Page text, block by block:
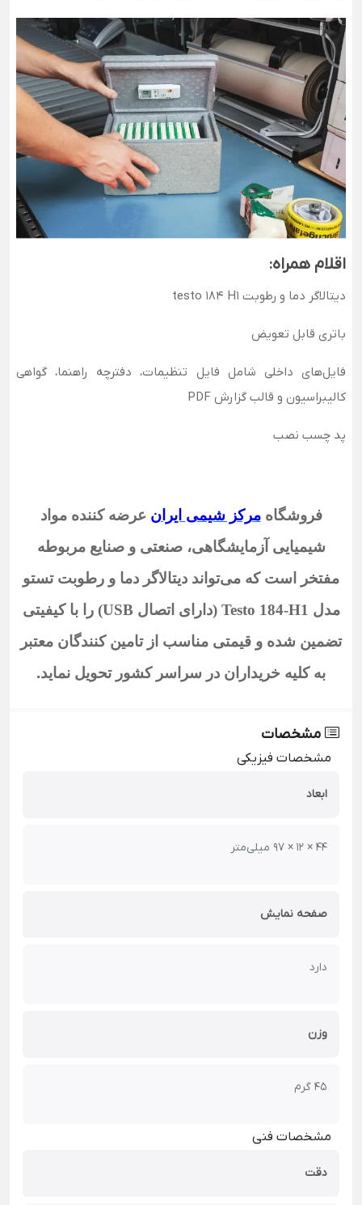
اقلام همراه:
دیتالاگر دما و رطوبت testo 184 H1
باتری قابل تعویض
فایل‌های داخلی شامل فایل تنظیمات، دفترچه راهنما، گواهی
کالیبراسیون و قالب گزارش PDF
پد چسب نصب
فروشگاه مرکز شیمی ایران عرضه کننده مواد
شیمیایی آزمایشگاهی، صنعتی و صنایع مربوطه
مفتخر است که می‌تواند دیتالاگر دما و رطوبت تستو
مدل Testo 184-H1 (دارای اتصال USB)
را با کیفیتی
تضمین شده و قیمتی مناسب از تامین کنندگان معتبر
به کلیه خریداران در سراسر کشور تحویل نماید.
مشخصات
مشخصات فیزیکی
ابعاد
44 × 12 × 97 میلی‌متر
صفحه نمایش
دارد
وزن
45 گرم
مشخصات فنی
دقت